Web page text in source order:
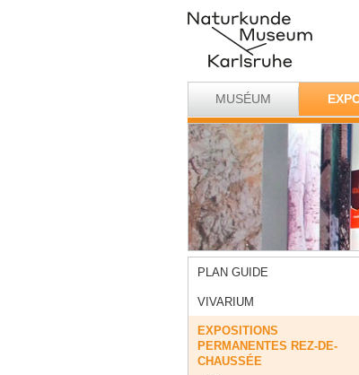
MUSÉUM
PLAN GUIDE
VIVARIUM
EXPOSITIONS
PERMANENTES REZ-DE-
CHAUSSÉE